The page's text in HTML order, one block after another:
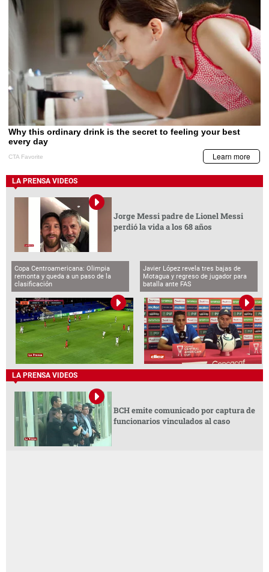
LA PRENSA VIDEOS
Jorge Messi padre de Lionel Messi
perdió la vida a los 68 años
Copa Centroamericana: Olimpia
remonta y queda a un paso de la
clasificación
Javier López revela tres bajas de
Motagua y regreso de jugador para
batalla ante FAS
LA PRENSA VIDEOS
BCH emite comunicado por captura de
funcionarios vinculados al caso